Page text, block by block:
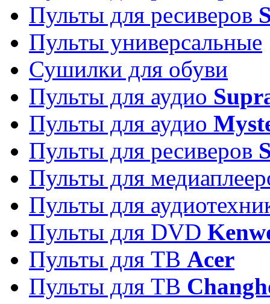
Пульты для ресиверов
Пульты универсальные
Сушилки для обуви
Пульты для аудио
Пульты для аудио
Пульты для ресиверов
Пульты для
Пульты для
Пульты для DVD
Пульты для ТВ Acer
Пульты для ТВ